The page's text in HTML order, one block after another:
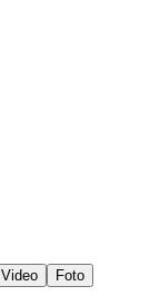
Video Foto